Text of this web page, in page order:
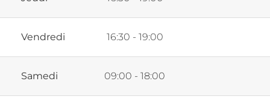
Vendredi 16:30 - 19:00
Samedi 09:00 - 18:00